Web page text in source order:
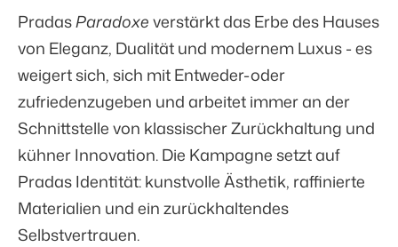
PradasParadoxeverstärkt das Erbe des Hauses
von Eleganz, Dualität und modernem Luxus - es
weigert sich, sich mit Entweder-oder
zufriedenzugeben und arbeitet immer an der
Schnittstelle von klassischer Zurückhaltung und
kühner Innovation. Die Kampagne setzt auf
Pradas Identität: kunstvolle Ästhetik, raffinierte
Materialien und ein zurückhaltendes
Selbstvertrauen.